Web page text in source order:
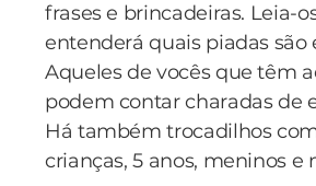
frases e brincadeiras. Leia-
entenderá quais piadas são
Aqueles de vocês que têm
podem contar charadas de
Há também trocadilhos
crianças, 5 anos, meninos e